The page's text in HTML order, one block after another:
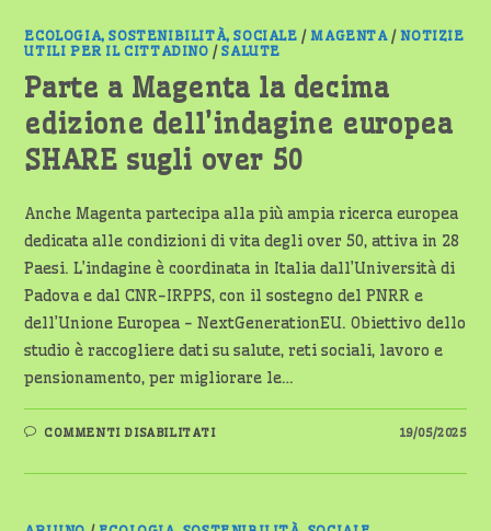
ECOLOGIA, SOSTENIBILITÀ, SOCIALE /MAGENTA/NOTIZIE
UTILI PER IL CITTADINO /SALUTE
Parte a Magenta la decima
edizione dell’indagine europea
SHARE sugli over 50
Anche Magenta partecipa alla più ampia ricerca europea
dedicata alle condizioni di vita degli over 50, attiva in 28
Paesi. L’indagine è coordinata in Italia dall’Università di
Padova e dal CNR-IRPPS, con il sostegno del PNRR e
dell’Unione Europea - NextGenerationEU. Obiettivo dello
studio è raccogliere dati su salute, reti sociali, lavoro e
pensionamento, per migliorare le…
COMMENTI DISABILITATISU
MAGENTA
EDIZIONE
19/05/2025